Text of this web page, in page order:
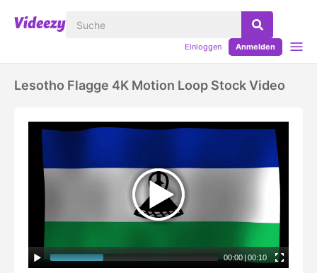
Einloggen Anmelden
Lesotho Flagge 4K Motion Loop Stock Video
00:00 | 00:10